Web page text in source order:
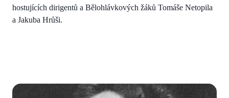
hostujících dirigentů a Bělohlávkových žáků Tomáše Netopila
a Jakuba Hrůši.